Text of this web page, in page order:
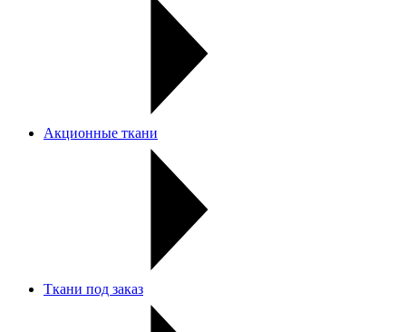
Акционные ткани
Ткани под заказ